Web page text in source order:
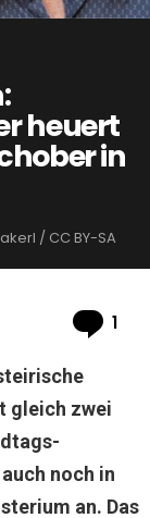
heuert
in
/ CC BY-SA
1
gleich zwei
noch in
an. Das